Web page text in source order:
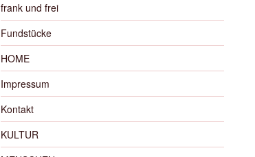
frank und frei
Fundstücke
HOME
Impressum
Kontakt
KULTUR